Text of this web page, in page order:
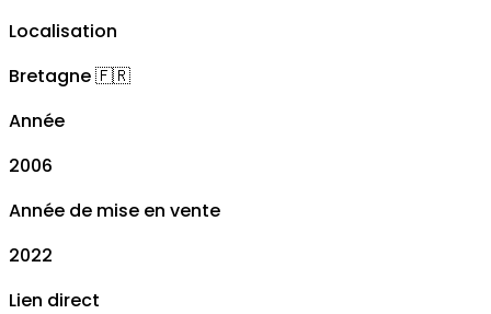
Localisation
Bretagne🇫🇷
Année
2006
Année de mise en vente
2022
Lien direct